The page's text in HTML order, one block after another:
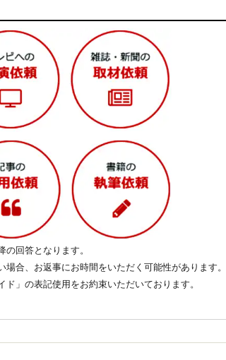
回答となります。
合、お返事にお時間をいただく可能性があります。
」の表記使用をお約束いただいております。